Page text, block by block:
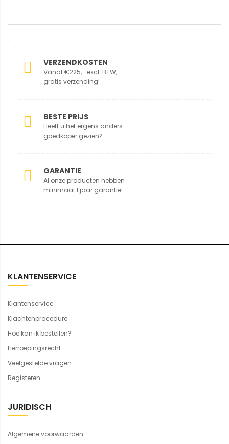
VERZENDKOSTEN
Vanaf €225,- excl. BTW,
gratis verzending!
BESTE PRIJS
Heeft u het ergens anders
goedkoper gezien?
GARANTIE
Al onze producten hebben
minimaal 1 jaar garantie!
KLANTENSERVICE
Klantenservice
Klachtenprocedure
Hoe kan ik bestellen?
Herroepingsrecht
Veelgestelde vragen
Registeren
JURIDISCH
Algemene voorwaarden